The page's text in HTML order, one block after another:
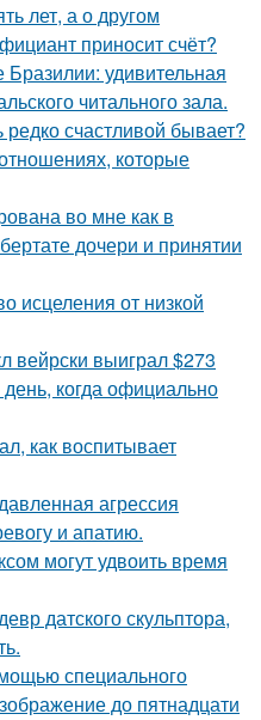
лет, а о другом
приносит счёт?
удивительная
читального зала.
счастливой бывает?
которые
во мне как в
дочери и принятии
исцеления от низкой
выиграл $273
когда официально
как воспитывает
агрессия
и апатию.
могут удвоить время
датского скульптора,
специального
до пятнадцати